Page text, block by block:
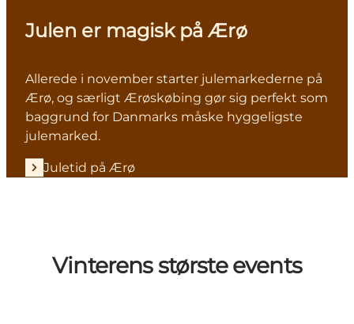
Julen er magisk på Ærø
Allerede i november starter julemarkederne på
Ærø, og særligt Ærøskøbing gør sig perfekt som
baggrund for Danmarks måske hyggeligste
julemarked.
Juletid på Ærø
Vinterens største events